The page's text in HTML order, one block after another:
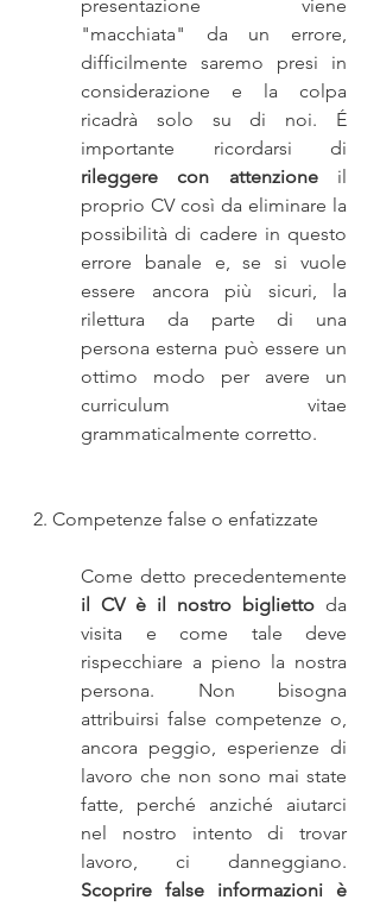
presentazione viene
"macchiata" da un errore,
difficilmente saremo presi in
considerazione e la colpa
ricadrà solo su di noi. É
rileggere con attenzione il
proprio CV così da eliminare la
possibilità di cadere in questo
errore banale e, se si vuole
essere ancora più sicuri, la
rilettura da parte di una
persona esterna può essere un
ottimo modo per avere un
curriculum vitae
grammaticalmente corretto.
2. Competenze false o enfatizzate
il CV è il nostro biglietto da
visita e come tale deve
rispecchiare a pieno la nostra
persona. Non bisogna
attribuirsi false competenze o,
ancora peggio, esperienze di
lavoro che non sono mai state
fatte, perché anziché aiutarci
nel nostro intento di trovar
Scoprire false informazioni è